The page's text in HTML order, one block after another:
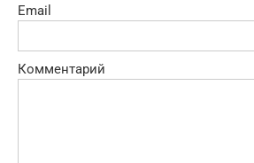
Email
Комментарий